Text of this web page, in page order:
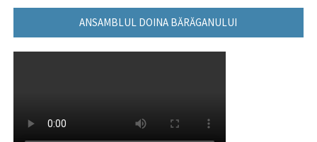
ANSAMBLUL DOINA BĂRĂGANULUI